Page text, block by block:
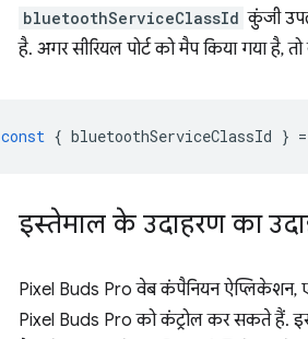
bluetoothServiceClassId कुंजी
है. अगर सीरियल पोर्ट को मैप किया गया है,
const { bluetoothServiceClassId } =
इस्तेमाल के उदाहरण का
Pixel Buds Pro वेब कंपैनियन ऐप्लिकेशन,
Pixel Buds Pro को कंट्रोल कर सकते हैं.